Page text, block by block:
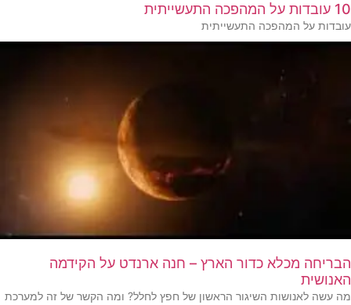
10 עובדות על המהפכה התעשייתית
עובדות על המהפכה התעשייתית
הבריחה מכלא כדור הארץ – חנה ארנדט על הקידמה
האנושית
מה עשה לאנושות השיגור הראשון של חפץ לחלל? ומה הקשר של זה למערכת